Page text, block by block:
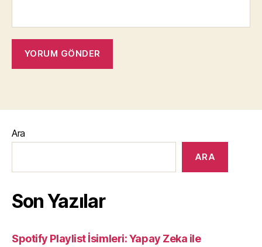
Ara
ARA
Son Yazılar
Spotify Playlist İsimleri: Yapay Zeka ile